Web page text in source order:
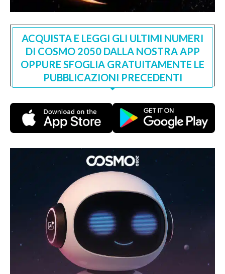
ACQUISTA E LEGGI GLI ULTIMI NUMERI
DI COSMO 2050 DALLA NOSTRA APP
OPPURE SFOGLIA GRATUITAMENTE LE
PUBBLICAZIONI PRECEDENTI